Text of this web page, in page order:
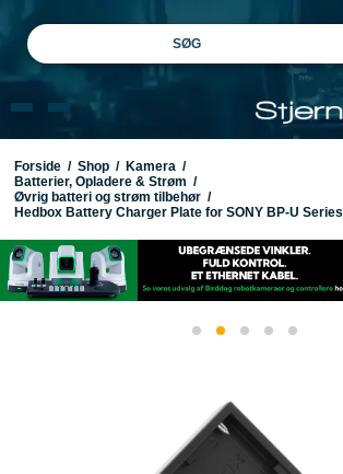
SØG
Forside / Shop / Kamera /
Batterier, Opladere & Strøm /
Øvrig batteri og strøm tilbehør /
Hedbox Battery Charger Plate for SONY BP-U Series